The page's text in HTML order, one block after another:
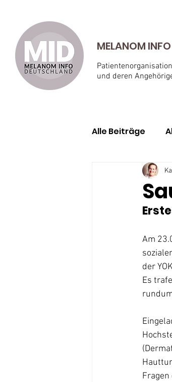
MELANOM
und deren
Alle Beiträge
Am
der
Es